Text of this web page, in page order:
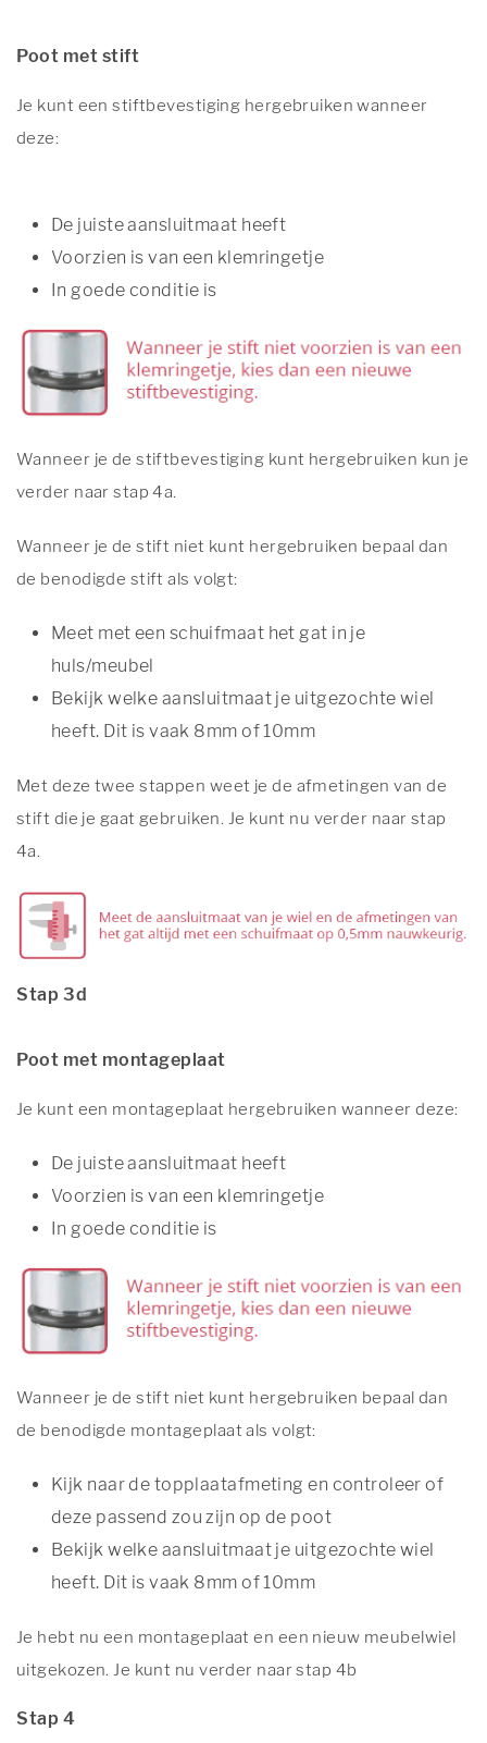
Poot met stift
Je kunt een stiftbevestiging hergebruiken wanneer
deze:
De juiste aansluitmaat heeft
Voorzien is van een klemringetje
In goede conditie is
Wanneer je de stiftbevestiging kunt hergebruiken kun je
verder naar stap 4a.
Wanneer je de stift niet kunt hergebruiken bepaal dan
de benodigde stift als volgt:
Meet met een schuifmaat het gat in je
huls/meubel
Bekijk welke aansluitmaat je uitgezochte wiel
heeft. Dit is vaak 8mm of 10mm
Met deze twee stappen weet je de afmetingen van de
stift die je gaat gebruiken. Je kunt nu verder naar stap
4a.
Stap 3d
Poot met montageplaat
Je kunt een montageplaat hergebruiken wanneer deze:
De juiste aansluitmaat heeft
Voorzien is van een klemringetje
In goede conditie is
Wanneer je de stift niet kunt hergebruiken bepaal dan
de benodigde montageplaat als volgt:
Kijk naar de topplaatafmeting en controleer of
deze passend zou zijn op de poot
Bekijk welke aansluitmaat je uitgezochte wiel
heeft. Dit is vaak 8mm of 10mm
Je hebt nu een montageplaat en een nieuw meubelwiel
uitgekozen. Je kunt nu verder naar stap 4b
Stap 4